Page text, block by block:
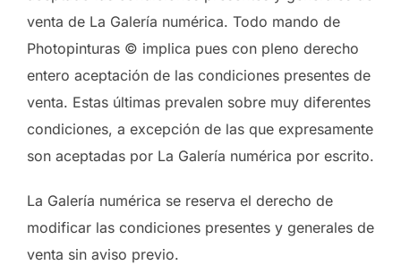
venta de La Galería numérica. Todo mando de
Photopinturas © implica pues con pleno derecho
entero aceptación de las condiciones presentes de
venta. Estas últimas prevalen sobre muy diferentes
condiciones, a excepción de las que expresamente
son aceptadas por La Galería numérica por escrito.
La Galería numérica se reserva el derecho de
modificar las condiciones presentes y generales de
venta sin aviso previo.